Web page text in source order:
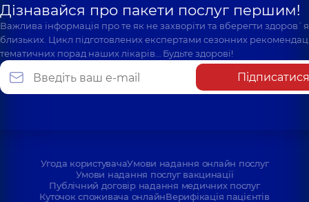
років досвіду
Дізнавайся про пакети послуг першим!
Важлива інформація про те як не захворіти та вберегти
близьких. Цикл підготовлених експертами сезонних
тематичних порад наших лікарів… Будьте здорові!
Підписатися
Угода користувачаУмови надання онлайн послуг
Умови надання послуг вакцинації
Публічний договір надання медичних послуг
Куточок споживача онлайнВерифікація пацієнтів